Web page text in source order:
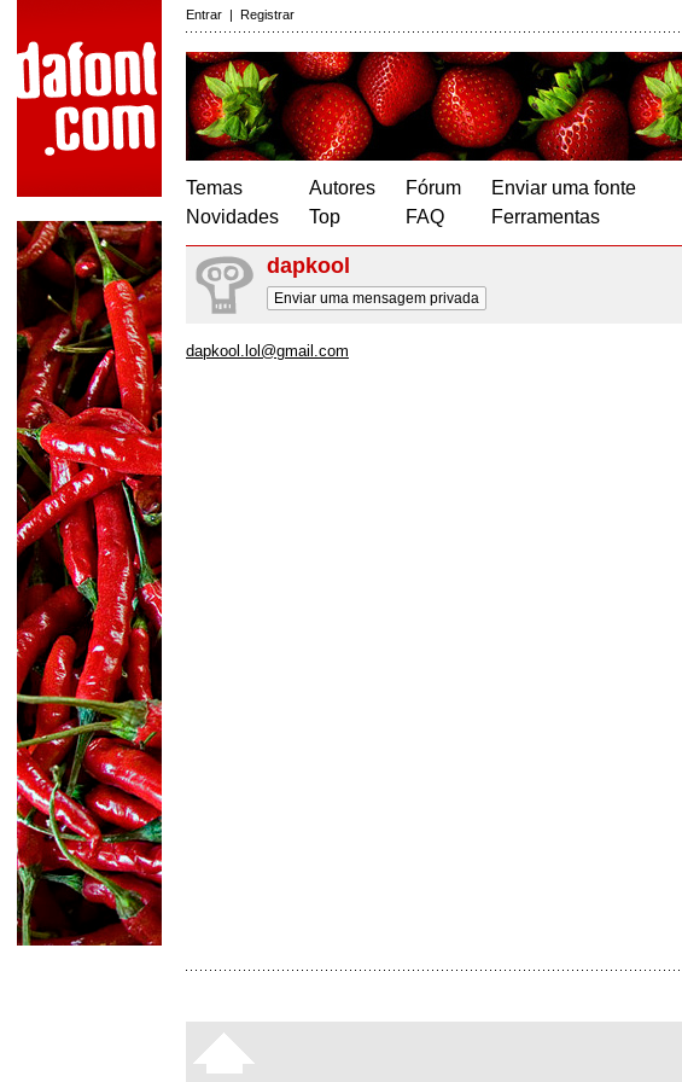
Entrar | Registrar
Temas
Novidades
Autores
Top
Fórum
FAQ
Enviar uma fonte
Ferramentas
dapkool
Enviar uma mensagem privada
dapkool.lol@gmail.com